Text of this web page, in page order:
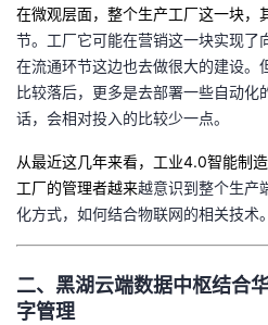
在微观层面，整个生产工厂这一块，
节。工厂它可能在营销这一块实现了
在流通环节这边也去做很大的建设。
比较落后，更多是去部署一些自动化
话，会相对投入的比较少一点。
从最近这几年来看，工业4.0智能制
工厂的管理者越来越意识到整个生产
化方式，如何结合物联网的相关技术。
二、 黑湖云端数据中枢结合
字管理